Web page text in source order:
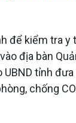
kiểm tra y
địa bàn
tỉnh
chống